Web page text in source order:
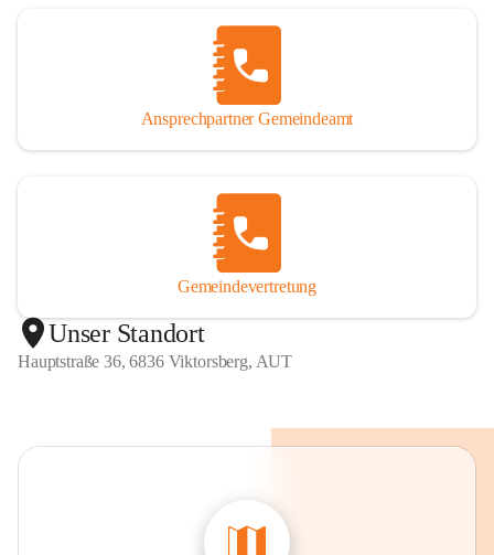
Ansprechpartner Gemeindeamt
Gemeindevertretung
Unser Standort
Hauptstraße 36, 6836 Viktorsberg, AUT